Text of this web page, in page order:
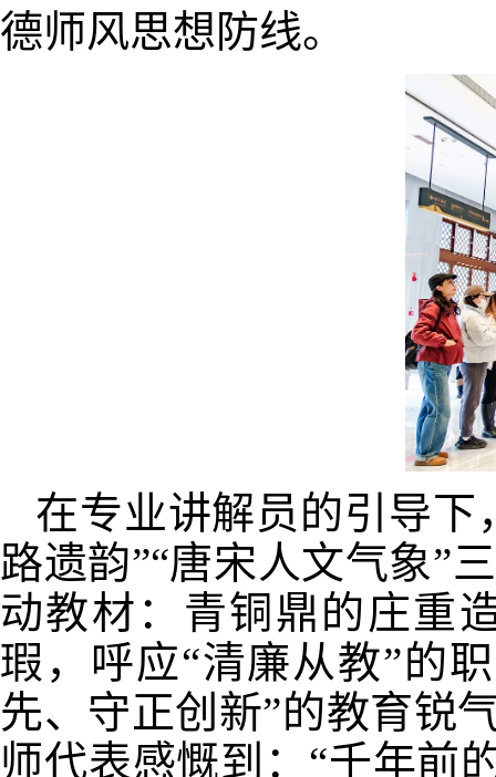
德师风思想防线。
在专业讲解员的引导下
路遗韵”“唐宋人文气象”
动教材：青铜鼎的庄重
瑕，呼应“清廉从教”的
先、守正创新”的教育锐
师代表感慨到：“千年前